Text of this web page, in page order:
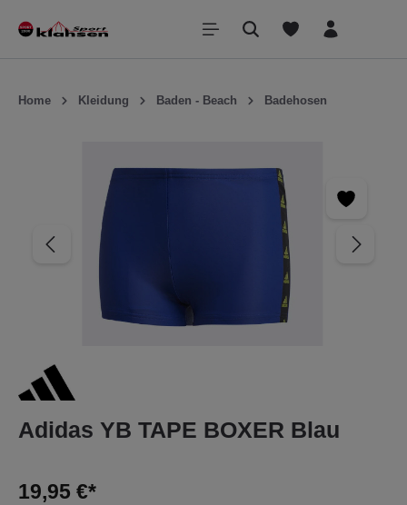
springen
Home Kleidung Baden - Beach Badehosen
Adidas YB TAPE BOXER Blau
19,95 €*